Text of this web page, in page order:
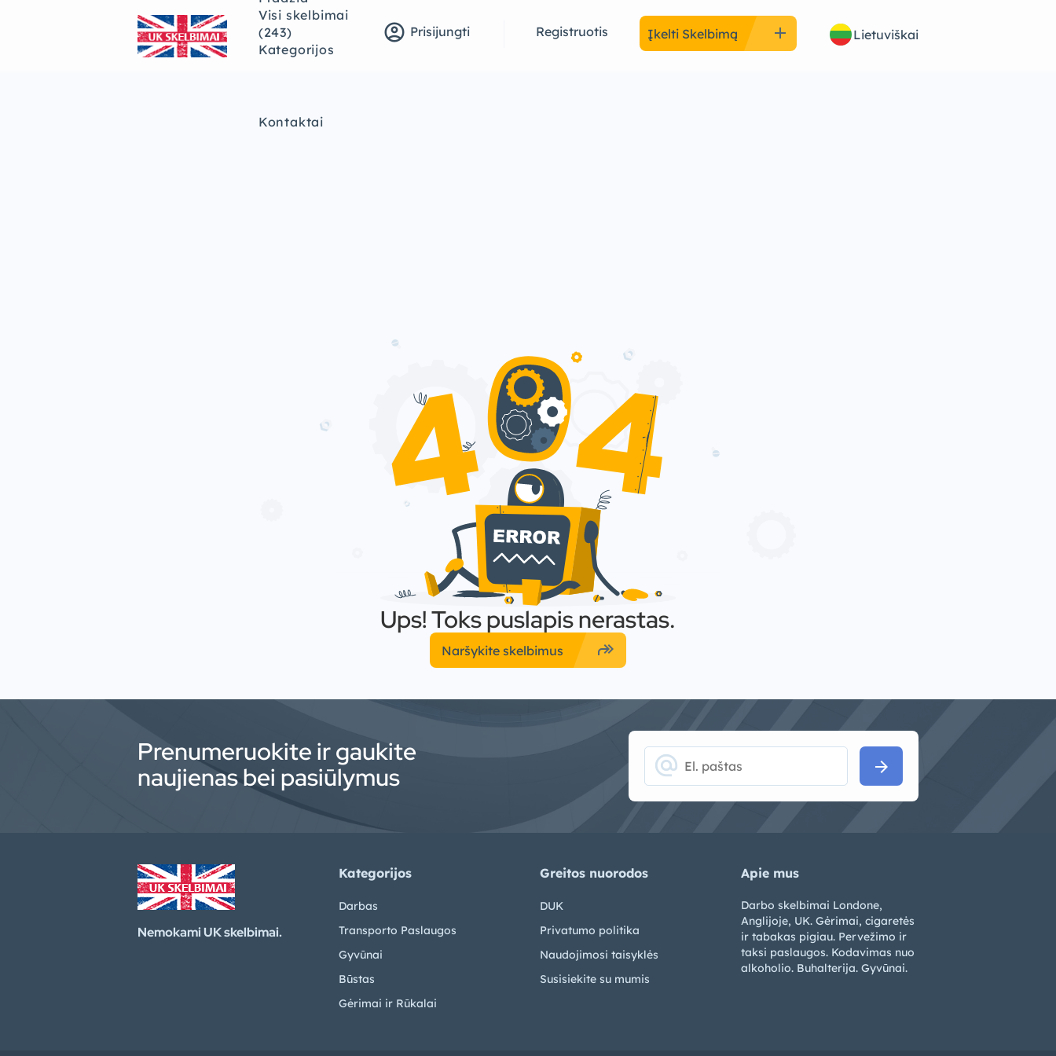
Visi skelbimai
(243)
Kategorijos
Kontaktai
account_circle Prisijungti Registruotis Įkelti Skelbimą add Lietuviškai
Ups! Toks puslapis nerastas.
Naršykite skelbimus forward
Prenumeruokite ir gaukite
naujienas bei pasiūlymus
alternate_email arrow_forward
Nemokami UK skelbimai.
Kategorijos
Darbas
Transporto Paslaugos
Gyvūnai
Būstas
Gėrimai ir Rūkalai
Greitos nuorodos
DUK
Privatumo politika
Naudojimosi taisyklės
Susisiekite su mumis
Apie mus
Darbo skelbimai Londone,
Anglijoje, UK. Gėrimai, cigaretės
ir tabakas pigiau. Pervežimo ir
taksi paslaugos. Kodavimas nuo
alkoholio. Buhalterija. Gyvūnai.